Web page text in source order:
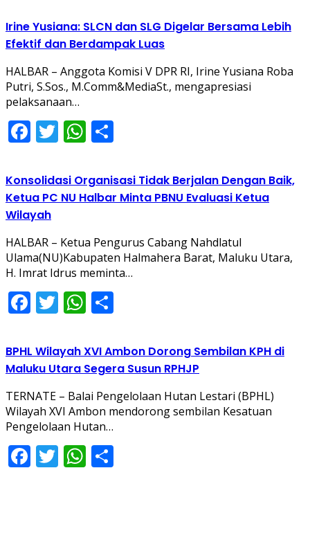
Irine Yusiana: SLCN dan SLG Digelar Bersama Lebih
Efektif dan Berdampak Luas
HALBAR – Anggota Komisi V DPR RI, Irine Yusiana Roba
Putri, S.Sos., M.Comm&MediaSt., mengapresiasi
pelaksanaan…
Facebook
TwitterWhatsApp
Konsolidasi Organisasi Tidak Berjalan Dengan Baik,
Ketua PC NU Halbar Minta PBNU Evaluasi Ketua
Wilayah
HALBAR – Ketua Pengurus Cabang Nahdlatul
Ulama(NU)Kabupaten Halmahera Barat, Maluku Utara,
H. Imrat Idrus meminta…
Facebook
TwitterWhatsApp
BPHL Wilayah XVI Ambon Dorong Sembilan KPH di
Maluku Utara Segera Susun RPHJP
TERNATE – Balai Pengelolaan Hutan Lestari (BPHL)
Wilayah XVI Ambon mendorong sembilan Kesatuan
Pengelolaan Hutan…
Facebook
TwitterWhatsApp